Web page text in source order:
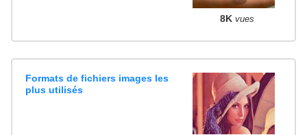
8K vues
Formats de fichiers images les
plus utilisés